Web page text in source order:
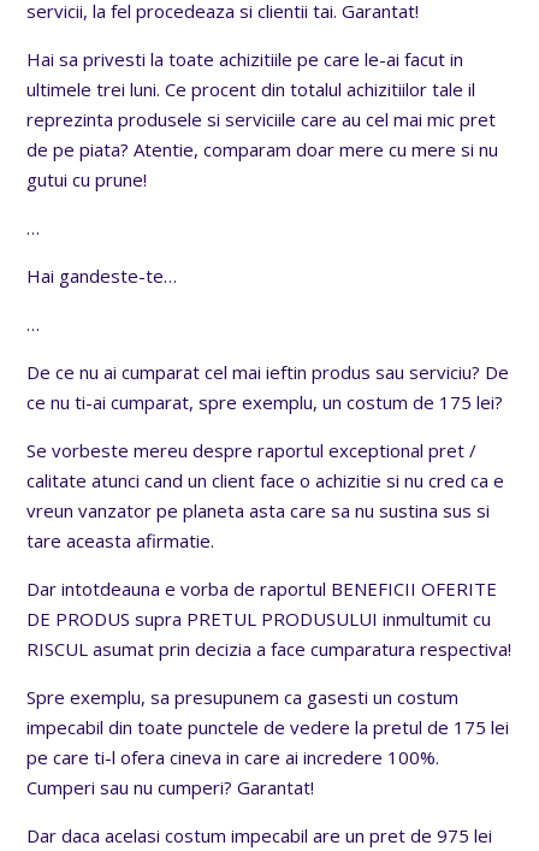
servicii, la fel procedeaza si clientii tai. Garantat!
Hai sa privesti la toate achizitiile pe care le-ai facut in
ultimele trei luni. Ce procent din totalul achizitiilor tale il
reprezinta produsele si serviciile care au cel mai mic pret
de pe piata? Atentie, comparam doar mere cu mere si nu
gutui cu prune!
…
Hai gandeste-te…
…
De ce nu ai cumparat cel mai ieftin produs sau serviciu? De
ce nu ti-ai cumparat, spre exemplu, un costum de 175 lei?
Se vorbeste mereu despre raportul exceptional pret /
calitate atunci cand un client face o achizitie si nu cred ca e
vreun vanzator pe planeta asta care sa nu sustina sus si
tare aceasta afirmatie.
Dar intotdeauna e vorba de raportul BENEFICII OFERITE
DE PRODUS supra PRETUL PRODUSULUI inmultumit cu
RISCUL asumat prin decizia a face cumparatura respectiva!
Spre exemplu, sa presupunem ca gasesti un costum
impecabil din toate punctele de vedere la pretul de 175 lei
pe care ti-l ofera cineva in care ai incredere 100%.
Cumperi sau nu cumperi? Garantat!
Dar daca acelasi costum impecabil are un pret de 975 lei